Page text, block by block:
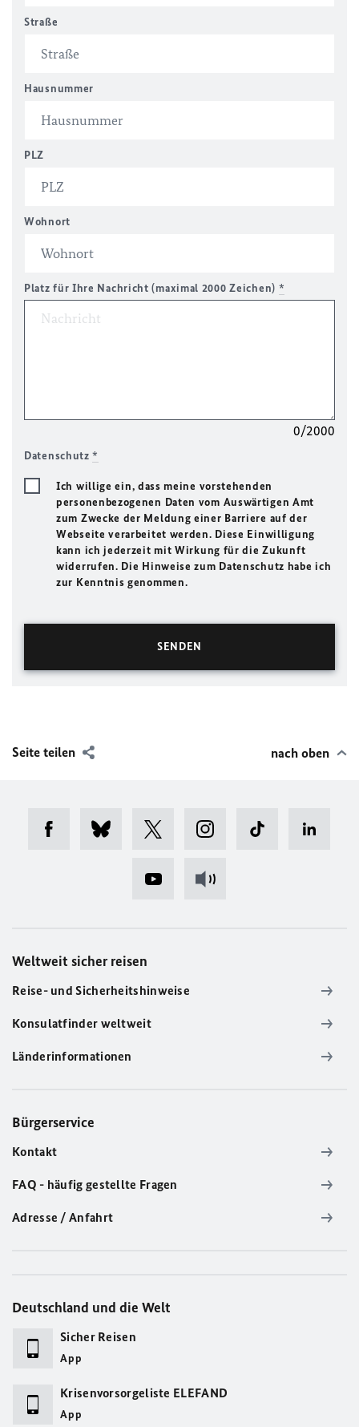
Straße
Hausnummer
PLZ
Wohnort
Platz für Ihre Nachricht (maximal 2000 Zeichen) *
0/2000
Datenschutz*
Ich willige ein, dass meine vorstehenden
personenbezogenen Daten vom Auswärtigen Amt
zum Zwecke der Meldung einer Barriere auf der
Webseite verarbeitet werden. Diese Einwilligung
kann ich jederzeit mit Wirkung für die Zukunft
widerrufen. Die Hinweise zum Datenschutz habe ich
zur Kenntnis genommen.
Seite teilen nach oben
Weltweit sicher reisen
Reise- und Sicherheitshinweise
Konsulatfinder weltweit
Länderinformationen
Bürgerservice
Kontakt
FAQ - häufig gestellte Fragen
Adresse / Anfahrt
Deutschland und die Welt
Sicher Reisen
App
Krisenvorsorgeliste ELEFAND
App